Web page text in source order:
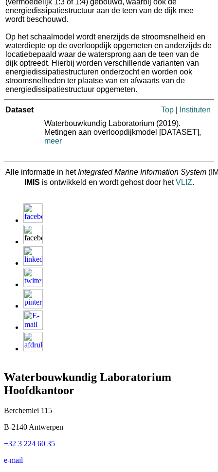
energiedissipatiestructuur aan de teen van de dijk mee
wordt beschouwd.
Op het schaalmodel wordt enerzijds de stroomsnelheid en
waterdiepte op de overloopdijk opgemeten en anderzijds de
locatiebepaald waar de watersprong aan de teen van de
dijk optreedt. Hierbij worden verschillende varianten van
energiedissipatiestructuren onderzocht en worden ook
stroomsnelheden ter plaatse van en afwaarts van de
energiedissipatiestructuur opgemeten.
Dataset Top
Instituten
Waterbouwkundig Laboratorium (2019).
Metingen aan overloopdijkmodel [DATASET],
meer
Alle informatie in hetIntegrated Marine Information System
IMIS is ontwikkeld en wordt gehost door hetVLIZ.
Waterbouwkundig Laboratorium
Hoofdkantoor
Berchemlei 115
B-2140 Antwerpen
+32 3 224 60 35
e-mail